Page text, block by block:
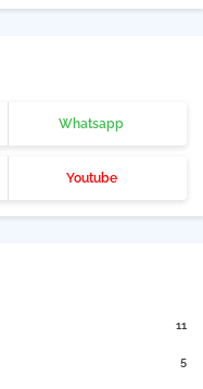
Whatsapp
Youtube
11
5